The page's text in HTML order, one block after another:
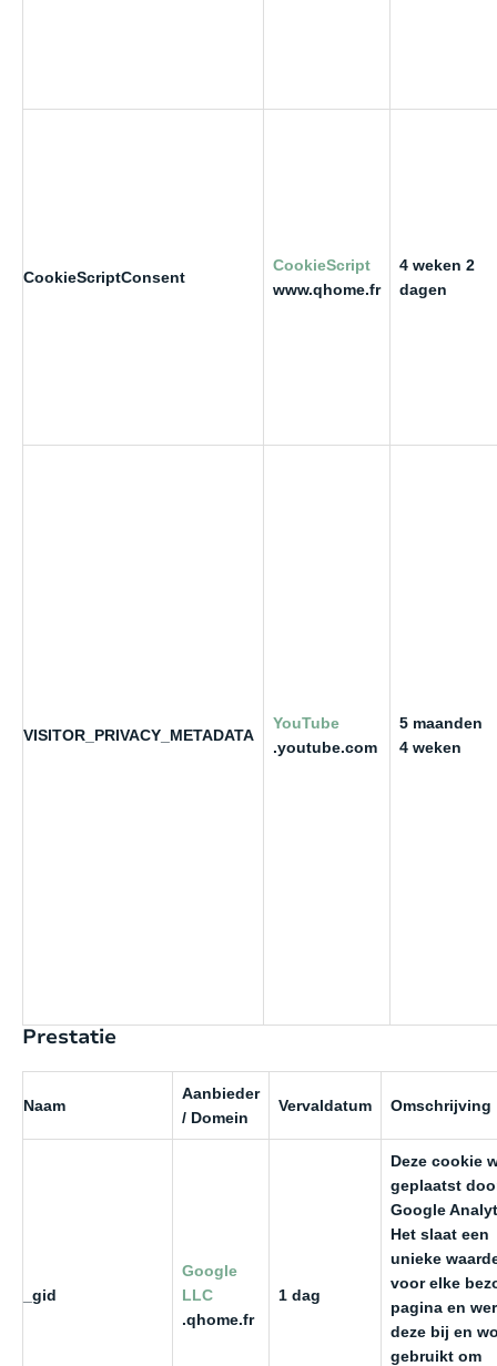
CookieScriptConsent
CookieScript
www.qhome.fr
4 weken 2
dagen
VISITOR_PRIVACY_METADATA
YouTube
.youtube.com
5 maanden
4 weken
Prestatie
Naam
Aanbieder
/ Domein
Vervaldatum Omschrijving
_gid
Google
LLC
.qhome.fr
1 dag
Deze cookie
geplaatst
Google
Het slaat een
unieke
voor elke
pagina en
deze bij en
gebruikt om